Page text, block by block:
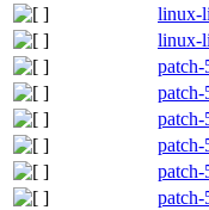
linux-
linux-